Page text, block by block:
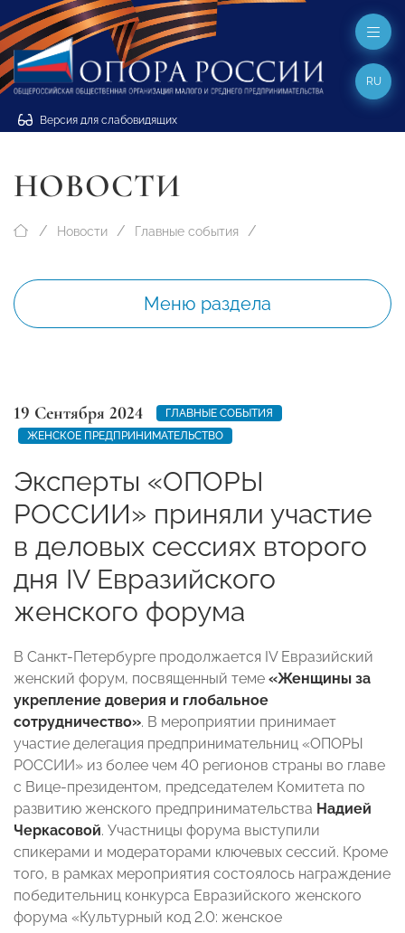
Версия для слабовидящих
RU
НОВОСТИ
Новости Главные события
Меню раздела
19 Сентября 2024
ГЛАВНЫЕ СОБЫТИЯ
ЖЕНСКОЕ ПРЕДПРИНИМАТЕЛЬСТВО
Эксперты «ОПОРЫ
РОССИИ» приняли участие
в деловых сессиях второго
дня IV Евразийского
женского форума
В Санкт-Петербурге продолжается IV Евразийский
женский форум, посвященный теме «Женщины за
укрепление доверия и глобальное
сотрудничество». В мероприятии принимает
участие делегация предпринимательниц «ОПОРЫ
РОССИИ» из более чем 40 регионов страны во главе
с Вице-президентом, председателем Комитета по
развитию женского предпринимательства Надией
Черкасовой. Участницы форума выступили
спикерами и модераторами ключевых сессий. Кроме
того, в рамках мероприятия состоялось награждение
победительниц конкурса Евразийского женского
форума «Культурный код 2.0: женское